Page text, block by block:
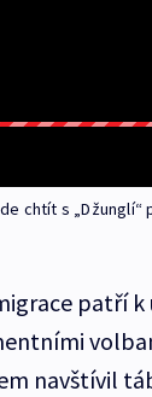
chtít s „Džunglí“
patří
navštívil